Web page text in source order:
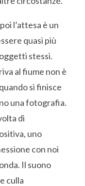
l’attesa è un
quasi più
stessi.
al fiume non è
si finisce
una fotografia.
di
uno
con noi
Il suono
culla